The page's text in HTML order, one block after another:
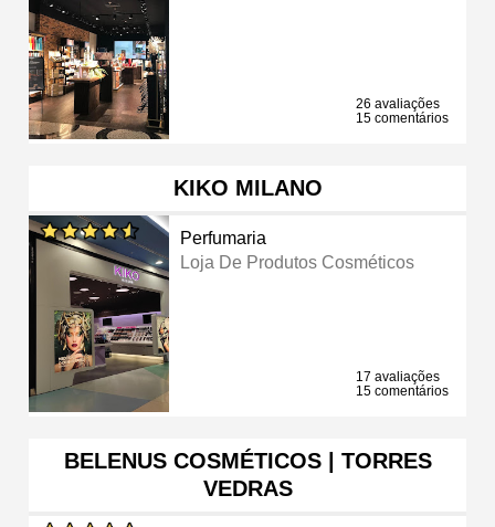
26 avaliações
15 comentários
KIKO MILANO
Perfumaria
Loja De Produtos Cosméticos
17 avaliações
15 comentários
BELENUS COSMÉTICOS | TORRES
VEDRAS